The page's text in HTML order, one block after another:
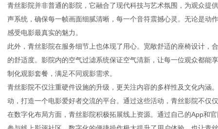
青丝影院并非普通的影院，它融合了现代科技与艺术氛围，为观众提
声系统，确保每一帧画面细腻清晰，每一个音符震撼心灵。无论是动
感受电影最真实的魅力。
此外，青丝影院在服务细节上也体现了用心。宽敞舒适的座椅设计，
的舒适度。影院内的空气过滤系统保证空气清新，让每一位观众都能
制化观影套餐，满足不同观影需求。
青丝影院不仅注重硬件设施的升级，更关注内容的多样性及文化内涵
动，打造一个电影爱好者交流的平台。通过这些活动，青丝影院不仅
在数字化布局方面，青丝影院积极拓展线上资源。通过自己的App和